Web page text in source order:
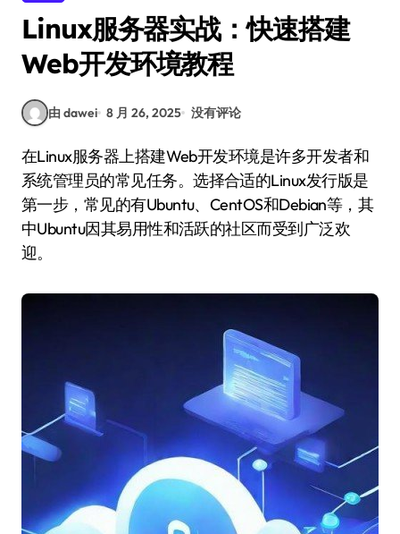
Linux服务器实战：快速搭建
Web开发环境教程
由 dawei 8 月 26, 2025 没有评论
在Linux服务器上搭建Web开发环境是许多开发者和
系统管理员的常见任务。选择合适的Linux发行版是
第一步，常见的有Ubuntu、CentOS和Debian等，其
中Ubuntu因其易用性和活跃的社区而受到广泛欢
迎。